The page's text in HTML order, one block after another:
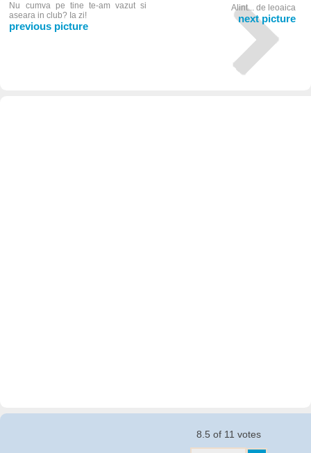
Nu cumva pe tine te-am vazut si
aseara in club? Ia zi!
previous picture
Alint... de leoaica
next picture
8.5 of 11 votes